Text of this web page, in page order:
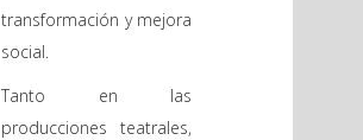
transformación y mejora
social.
Tanto en las
producciones teatrales,